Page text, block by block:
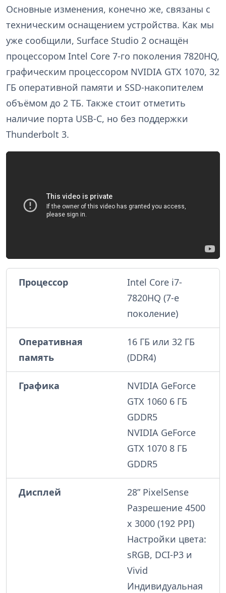
Основные изменения, конечно же, связаны с
техническим оснащением устройства. Как мы
уже сообщили, Surface Studio 2 оснащён
процессором Intel Core 7-го поколения 7820HQ,
графическим процессором NVIDIA GTX 1070, 32
ГБ оперативной памяти и SSD-накопителем
объёмом до 2 ТБ. Также стоит отметить
наличие порта USB-C, но без поддержки
Thunderbolt 3.
Процессор
Intel Core i7-
7820HQ (7-е
поколение)
Оперативная
память
16 ГБ или 32 ГБ
(DDR4)
Графика
NVIDIA GeForce
GTX 1060 6 ГБ
GDDR5
NVIDIA GeForce
GTX 1070 8 ГБ
GDDR5
Дисплей
28” PixelSense
Разрешение 4500
x 3000 (192 PPI)
Настройки цвета:
sRGB, DCI-P3 и
Vivid
Индивидуальная